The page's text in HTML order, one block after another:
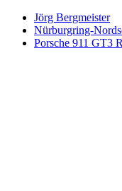
Jörg Bergmeister
Nürburgring-
Porsche 911 GT3